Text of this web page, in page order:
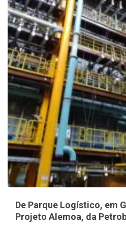
De Parque Logístico, em
Projeto Alemoa, da